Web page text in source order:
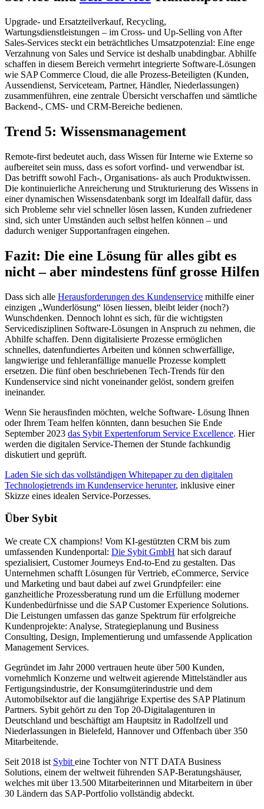
Upgrade- und Ersatzteilverkauf, Recycling,
Wartungsdienstleistungen – im Cross- und Up-Selling von After
Sales-Services steckt ein beträchtliches Umsatzpotenzial: Eine enge
Verzahnung von Sales und Service ist deshalb unabdingbar. Abhilfe
schaffen in diesem Bereich vermehrt integrierte Software-Lösungen
wie SAP Commerce Cloud, die alle Prozess-Beteiligten (Kunden,
Aussendienst, Serviceteam, Partner, Händler, Niederlassungen)
zusammenführen, eine zentrale Übersicht verschaffen und sämtliche
Backend-, CMS- und CRM-Bereiche bedienen.
Trend 5: Wissensmanagement
Remote-first bedeutet auch, dass Wissen für Interne wie Externe so
aufbereitet sein muss, dass es sofort vorfind- und verwendbar ist.
Das betrifft sowohl Fach-, Organisations- als auch Produktwissen.
Die kontinuierliche Anreicherung und Strukturierung des Wissens in
einer dynamischen Wissensdatenbank sorgt im Idealfall dafür, dass
sich Probleme sehr viel schneller lösen lassen, Kunden zufriedener
sind, sich unter Umständen auch selbst helfen können – und
dadurch weniger Supportanfragen eingehen.
Fazit: Die eine Lösung für alles gibt es
nicht – aber mindestens fünf grosse Hilfen
Dass sich alle Herausforderungen des Kundenservice mithilfe einer
einzigen „Wunderlösung“ lösen liessen, bleibt leider (noch?)
Wunschdenken. Dennoch lohnt es sich, für die wichtigsten
Servicedisziplinen Software-Lösungen in Anspruch zu nehmen, die
Abhilfe schaffen. Denn digitalisierte Prozesse ermöglichen
schnelles, datenfundiertes Arbeiten und können schwerfällige,
langwierige und fehleranfällige manuelle Prozesse komplett
ersetzen. Die fünf oben beschriebenen Tech-Trends für den
Kundenservice sind nicht voneinander gelöst, sondern greifen
ineinander.
Wenn Sie herausfinden möchten, welche Software- Lösung Ihnen
oder Ihrem Team helfen könnten, dann besuchen Sie Ende
September 2023 das Sybit Expertenforum Service Excellence. Hier
werden die digitalen Service-Themen der Stunde fachkundig
diskutiert und geprüft.
Laden Sie sich das vollständigen Whitepaper zu den digitalen
Technologietrends im Kundenservice herunter, inklusive einer
Skizze eines idealen Service-Porzesses.
Über Sybit
We create CX champions! Vom KI-gestützten CRM bis zum
umfassenden Kundenportal: Die Sybit GmbH hat sich darauf
spezialisiert, Customer Journeys End-to-End zu gestalten. Das
Unternehmen schafft Lösungen für Vertrieb, eCommerce, Service
und Marketing und baut dabei auf zwei Grundpfeiler: eine
ganzheitliche Prozessberatung rund um die Erfüllung moderner
Kundenbedürfnisse und die SAP Customer Experience Solutions.
Die Leistungen umfassen das ganze Spektrum für erfolgreiche
Kundenprojekte: Analyse, Strategieplanung und Business
Consulting, Design, Implementierung und umfassende Application
Management Services.
Gegründet im Jahr 2000 vertrauen heute über 500 Kunden,
vornehmlich Konzerne und weltweit agierende Mittelständler aus
Fertigungsindustrie, der Konsumgüterindustrie und dem
Automobilsektor auf die langjährige Expertise des SAP Platinum
Partners. Sybit gehört zu den Top 20-Digitalagenturen in
Deutschland und beschäftigt am Hauptsitz in Radolfzell und
Niederlassungen in Bielefeld, Hannover und Offenbach über 350
Mitarbeitende.
Seit 2018 ist Sybit eine Tochter von NTT DATA Business
Solutions, einem der weltweit führenden SAP-Beratungshäuser,
welches mit über 13.500 Mitarbeiterinnen und Mitarbeitern in über
30 Ländern das SAP-Portfolio vollständig abdeckt.